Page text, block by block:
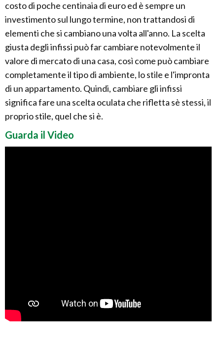
costo di poche centinaia di euro ed è sempre un
investimento sul lungo termine, non trattandosi di
elementi che si cambiano una volta all'anno. La scelta
giusta degli infissi può far cambiare notevolmente il
valore di mercato di una casa, così come può cambiare
completamente il tipo di ambiente, lo stile e l'impronta
di un appartamento. Quindi, cambiare gli infissi
significa fare una scelta oculata che rifletta sè stessi, il
proprio stile, quel che si è.
Guarda il Video